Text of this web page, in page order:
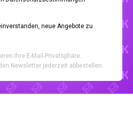
neue Angebote zu
Ihre E-Mail-Privatsphäre.
Newsletter jederzeit abbestellen.